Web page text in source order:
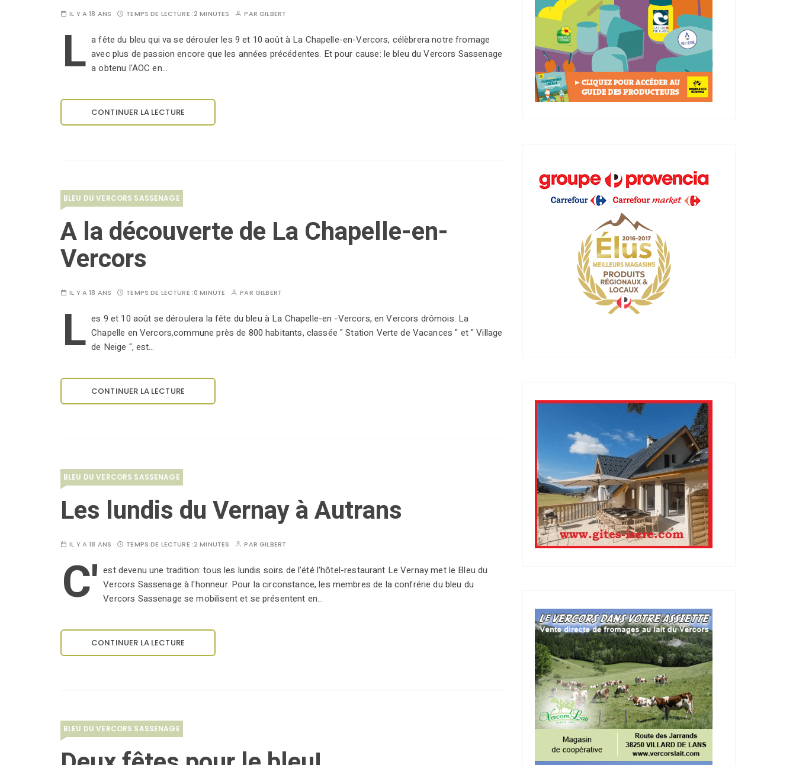
IL Y A 18 ANS TEMPS DE LECTURE :2 MINUTES PARGILBERT
L a fête du bleu qui va se dérouler les 9 et 10 août à La Chapelle-en-Vercors, célèbrera notre fromage
avec plus de passion encore que les années précédentes. Et pour cause: le bleu du Vercors Sassenage
a obtenu l'AOC en…
CONTINUER LA LECTURE
BLEU DU VERCORS SASSENAGE
A la découverte de La Chapelle-en-
Vercors
IL Y A 18 ANS TEMPS DE LECTURE :0 MINUTE PAR GILBERT
L es 9 et 10 août se déroulera la fête du bleu à La Chapelle-en -Vercors, en Vercors drômois. La
Chapelle en Vercors,commune près de 800 habitants, classée " Station Verte de Vacances " et " Village
de Neige ", est…
CONTINUER LA LECTURE
BLEU DU VERCORS SASSENAGE
Les lundis du Vernay à Autrans
IL Y A 18 ANS TEMPS DE LECTURE :2 MINUTES PARGILBERT
C' est devenu une tradition: tous les lundis soirs de l'été l'hôtel-restaurant Le Vernay met le Bleu du
Vercors Sassenage à l'honneur. Pour la circonstance, les membres de la confrérie du bleu du
Vercors Sassenage se mobilisent et se présentent en…
CONTINUER LA LECTURE
BLEU DU VERCORS SASSENAGE